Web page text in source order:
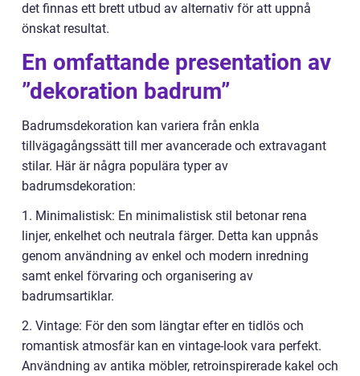
det finnas ett brett utbud av alternativ för att uppnå
önskat resultat.
En omfattande presentation av
”dekoration badrum”
Badrumsdekoration kan variera från enkla
tillvägagångssätt till mer avancerade och extravagant
stilar. Här är några populära typer av
badrumsdekoration:
1. Minimalistisk: En minimalistisk stil betonar rena
linjer, enkelhet och neutrala färger. Detta kan uppnås
genom användning av enkel och modern inredning
samt enkel förvaring och organisering av
badrumsartiklar.
2. Vintage: För den som längtar efter en tidlös och
romantisk atmosfär kan en vintage-look vara perfekt.
Användning av antika möbler, retroinspirerade kakel och